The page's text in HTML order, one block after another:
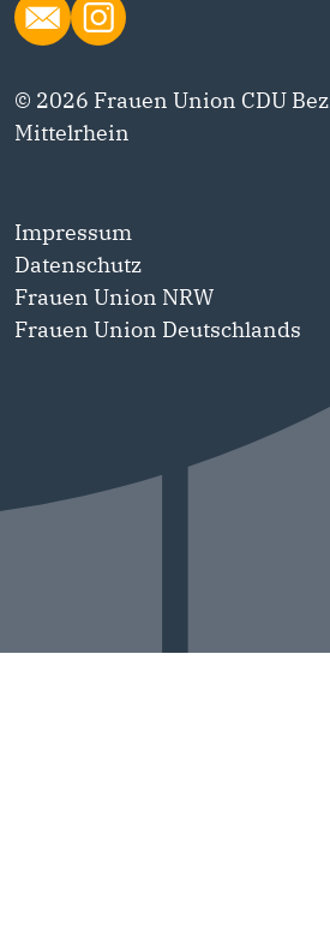
© 2026 Frauen Union CDU
Mittelrhein
Impressum
Datenschutz
Frauen Union NRW
Frauen Union Deutschlands